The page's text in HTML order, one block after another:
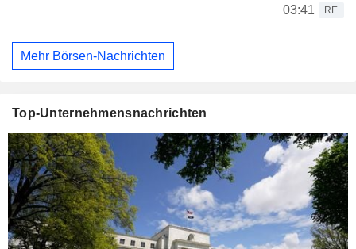
03:41
RE
Mehr Börsen-Nachrichten
Top-Unternehmensnachrichten